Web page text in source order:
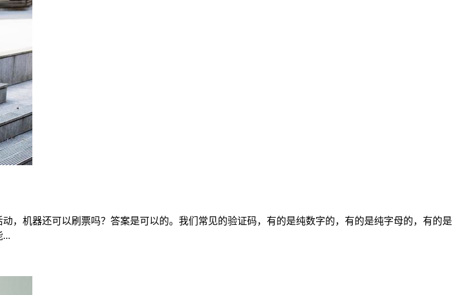
，机器还可以刷票吗？答案是可以的。我们常见的验证码，有的是纯数字的，有的是纯字母的，有的是